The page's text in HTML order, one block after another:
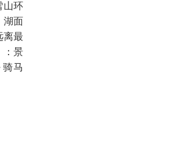
山环
湖面
离最
：景
马